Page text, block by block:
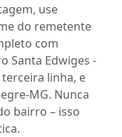
use
do remetente
com
Santa Edwiges -
linha, e
MG. Nunca
bairro – isso